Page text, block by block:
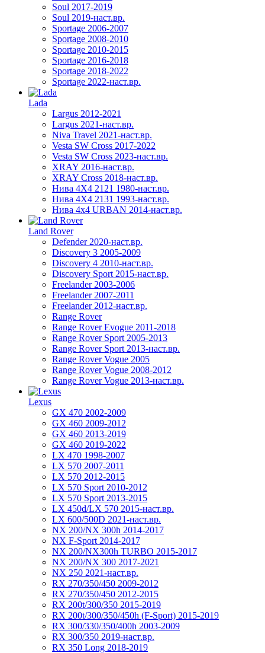
Soul 2017-2019
Soul 2019-наст.вр.
Sportage 2006-2007
Sportage 2008-2010
Sportage 2010-2015
Sportage 2016-2018
Sportage 2018-2022
Sportage 2022-наст.вр.
Lada
Largus 2012-2021
Largus 2021-наст.вр.
Niva Travel 2021-наст.вр.
Vesta SW Cross 2017-2022
Vesta SW Cross 2023-наст.вр.
XRAY 2016-наст.вр.
XRAY Cross 2018-наст.вр.
Нива 4X4 2121 1980-наст.вр.
Нива 4X4 2131 1993-наст.вр.
Нива 4х4 URBAN 2014-наст.вр.
Land Rover
Defender 2020-наст.вр.
Discovery 3 2005-2009
Discovery 4 2010-наст.вр.
Discovery Sport 2015-наст.вр.
Freelander 2003-2006
Freelander 2007-2011
Freelander 2012-наст.вр.
Range Rover
Range Rover Evogue 2011-2018
Range Rover Sport 2005-2013
Range Rover Sport 2013-наст.вр.
Range Rover Vogue 2005
Range Rover Vogue 2008-2012
Range Rover Vogue 2013-наст.вр.
Lexus
GX 470 2002-2009
GX 460 2009-2012
GX 460 2013-2019
GX 460 2019-2022
LX 470 1998-2007
LX 570 2007-2011
LX 570 2012-2015
LX 570 Sport 2010-2012
LX 570 Sport 2013-2015
LX 450d/LX 570 2015-наст.вр.
LX 600/500D 2021-наст.вр.
NX 200/NX 300h 2014-2017
NX F-Sport 2014-2017
NX 200/NX300h TURBO 2015-2017
NX 200/NX 300 2017-2021
NX 250 2021-наст.вр.
RX 270/350/450 2009-2012
RX 270/350/450 2012-2015
RX 200t/300/350 2015-2019
RX 200t/300/350/450h (F-Sport) 2015-2019
RX 300/330/350/400h 2003-2009
RX 300/350 2019-наст.вр.
RX 350 Long 2018-2019